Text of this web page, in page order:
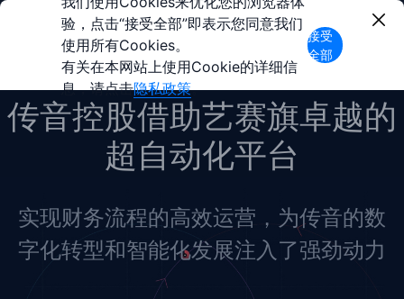
传音控股借助艺赛旗卓越的
超自动化平台
实现财务流程的高效运营，为传音的数
字化转型和智能化发展注入了强劲动力
验，点击“接受全部”即表示您同意我们
使用所有Cookies。
有关在本网站上使用Cookie的详细信
息，请点击隐私政策。
接受
全部